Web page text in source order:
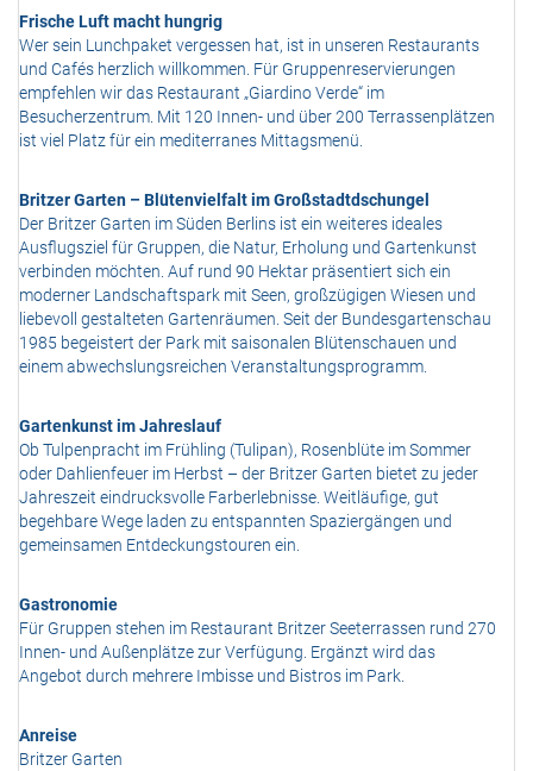
Frische Luft macht hungrig
Wer sein Lunchpaket vergessen hat, ist in unseren Restaurants
und Cafés herzlich willkommen. Für Gruppenreservierungen
empfehlen wir das Restaurant „Giardino Verde“ im
Besucherzentrum. Mit 120 Innen- und über 200 Terrassenplätzen
ist viel Platz für ein mediterranes Mittagsmenü.
Britzer Garten – Blütenvielfalt im Großstadtdschungel
Der Britzer Garten im Süden Berlins ist ein weiteres ideales
Ausflugsziel für Gruppen, die Natur, Erholung und Gartenkunst
verbinden möchten. Auf rund 90 Hektar präsentiert sich ein
moderner Landschaftspark mit Seen, großzügigen Wiesen und
liebevoll gestalteten Gartenräumen. Seit der Bundesgartenschau
1985 begeistert der Park mit saisonalen Blütenschauen und
einem abwechslungsreichen Veranstaltungsprogramm.
Gartenkunst im Jahreslauf
Ob Tulpenpracht im Frühling (Tulipan), Rosenblüte im Sommer
oder Dahlienfeuer im Herbst – der Britzer Garten bietet zu jeder
Jahreszeit eindrucksvolle Farberlebnisse. Weitläufige, gut
begehbare Wege laden zu entspannten Spaziergängen und
gemeinsamen Entdeckungstouren ein.
Gastronomie
Für Gruppen stehen im Restaurant Britzer Seeterrassen rund 270
Innen- und Außenplätze zur Verfügung. Ergänzt wird das
Angebot durch mehrere Imbisse und Bistros im Park.
Anreise
Britzer Garten